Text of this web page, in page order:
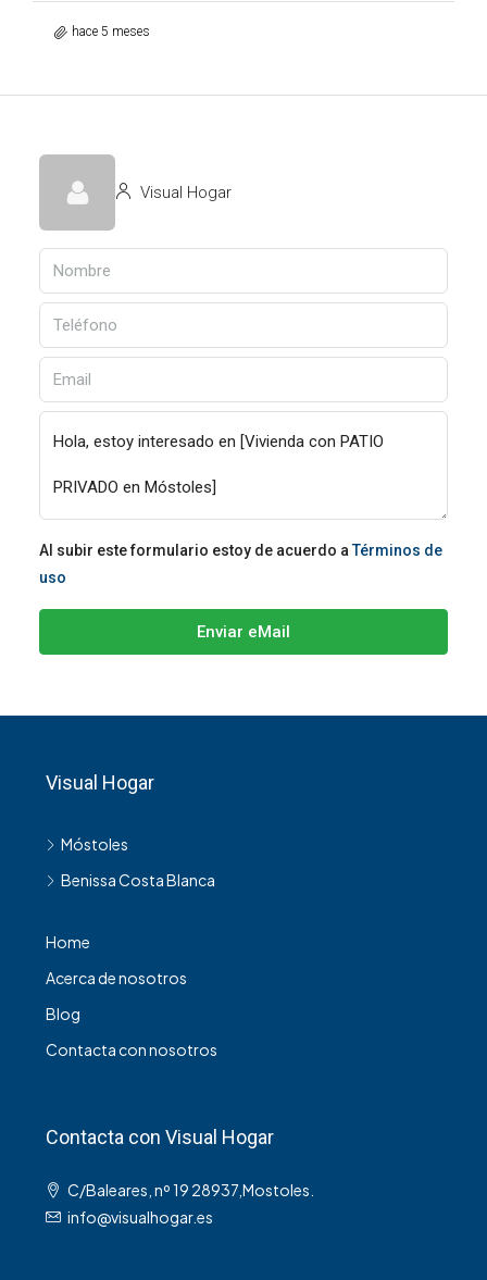
hace 5 meses
Visual Hogar
Al subir este formulario estoy de acuerdo aTérminos de
uso
Enviar eMail
Visual Hogar
Móstoles
Benissa Costa Blanca
Home
Acerca de nosotros
Blog
Contacta con nosotros
Contacta con Visual Hogar
C/Baleares, nº 19 28937,Mostoles.
info@visualhogar.es